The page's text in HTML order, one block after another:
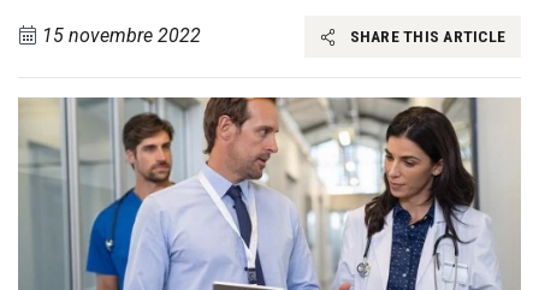
15 novembre 2022 SHARE THIS ARTICLE